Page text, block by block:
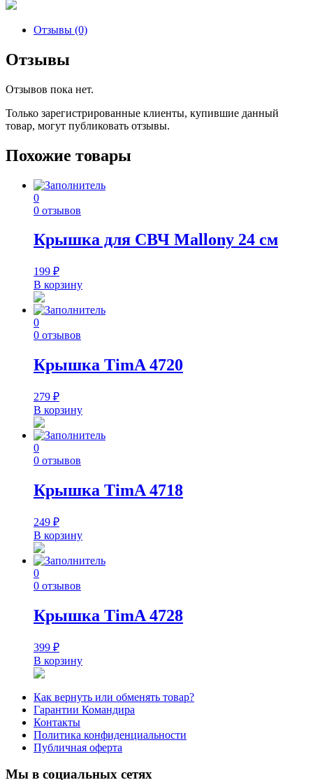
Отзывы (0)
Отзывы
Отзывов пока нет.
Только зарегистрированные клиенты, купившие данный
товар, могут публиковать отзывы.
Похожие товары
0
0 отзывов
Крышка для СВЧ Mallony 24 см
199 ₽
В корзину
0
0 отзывов
Крышка TimA 4720
279 ₽
В корзину
0
0 отзывов
Крышка TimA 4718
249 ₽
В корзину
0
0 отзывов
Крышка TimA 4728
399 ₽
В корзину
Как вернуть или обменять товар?
Гарантии Командира
Контакты
Политика конфиденциальности
Публичная оферта
Мы в социальных сетях